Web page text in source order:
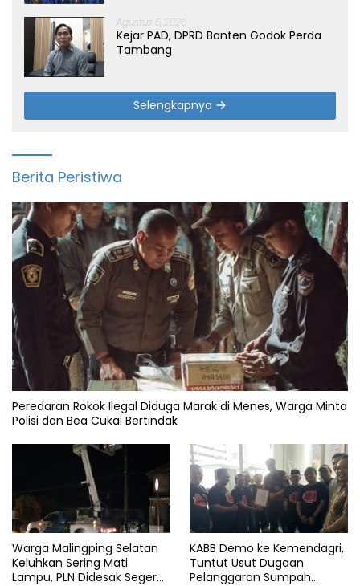
Agustus 5, 2026
Kejar PAD, DPRD Banten Godok Perda
Tambang
Selengkapnya
Berita Peristiwa
Peredaran Rokok Ilegal Diduga Marak di Menes, Warga Minta
Polisi dan Bea Cukai Bertindak
Warga Malingping Selatan
Keluhkan Sering Mati
Lampu, PLN Didesak Segera
KABB Demo ke Kemendagri,
Tuntut Usut Dugaan
Pelanggaran Sumpah